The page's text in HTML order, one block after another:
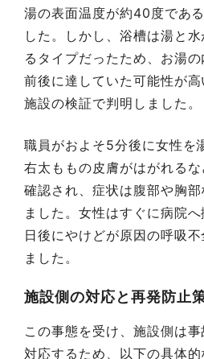
湯の表面温度が約40度であ
した。しかし、浴槽は湯と
るタイプだったため、お湯
前後に達していた可能性が
施設の検証で判明しました。
職員がおよそ5分後に女性を
右太ももの皮膚がはがれる
確認され、症状は腹部や胸
ました。女性はすぐに病院
日後にやけどが原因の呼吸
ました。
施設側の対応と再発防止
この事態を受け、施設側は
対応するため、以下の具体